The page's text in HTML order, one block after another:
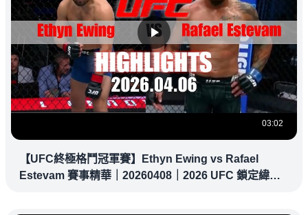
03:02
【UFC終極格鬥冠軍賽】Ethyn Ewing vs Rafael
Estevam 賽事精華｜20260408｜2026 UFC 鎖定緯